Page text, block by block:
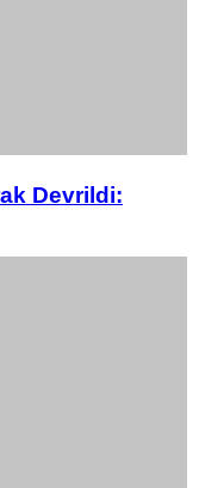
Devrildi: